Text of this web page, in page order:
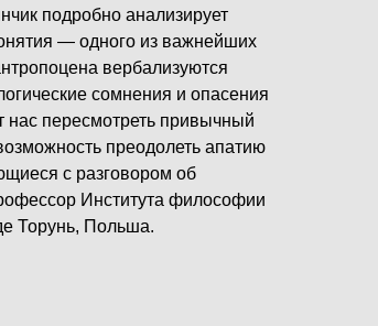
подробно анализирует
— одного из важнейших
вербализуются
сомнения и опасения
нас пересмотреть привычный
преодолеть апатию
с разговором об
Института философии
Торунь, Польша.